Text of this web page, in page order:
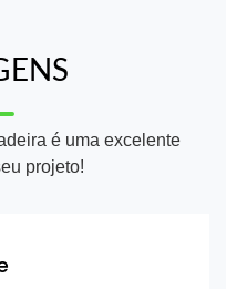
é uma excelente
projeto!